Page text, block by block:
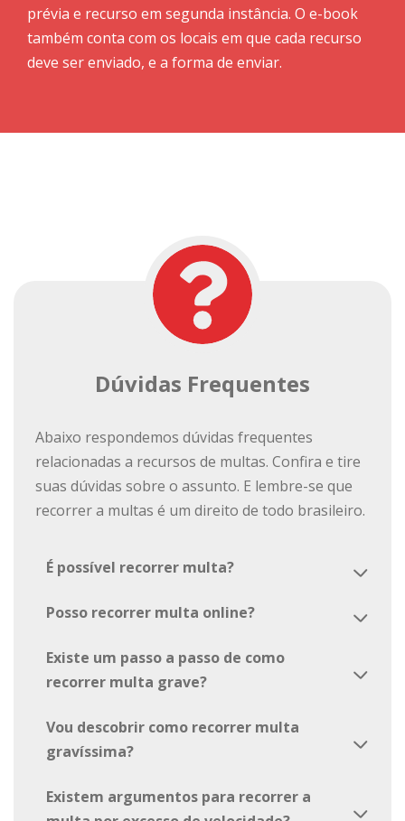
prévia e recurso em segunda instância. O e-book
também conta com os locais em que cada recurso
deve ser enviado, e a forma de enviar.
Dúvidas Frequentes
Abaixo respondemos dúvidas frequentes
relacionadas a recursos de multas. Confira e tire
suas dúvidas sobre o assunto. E lembre-se que
recorrer a multas é um direito de todo brasileiro.
É possível recorrer multa? arrow_back_ios
Posso recorrer multa online? arrow_back_ios
Existe um passo a passo de como
recorrer multa grave?
arrow_back_ios
Vou descobrir como recorrer multa
gravíssima?
arrow_back_ios
Existem argumentos para recorrer a
arrow_back_ios